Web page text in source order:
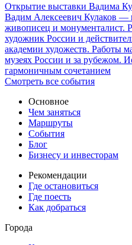
Открытие выставки Вадима
Вадим Алексеевич Кулаков
живописец и монументалист.
художник России и
академии художеств. Работы
музеях России и за рубежом.
гармоничным сочетанием
Смотреть все события
Основное
Чем заняться
Маршруты
События
Блог
Бизнесу и инвесторам
Рекомендации
Где остановиться
Где поесть
Как добраться
Города